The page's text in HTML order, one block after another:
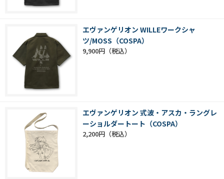
エヴァンゲリオン WILLEワークシャ
ツ/MOSS（COSPA）
9,900円
エヴァンゲリオン 式波・アスカ・ラングレ
ーショルダートート（COSPA）
2,200円